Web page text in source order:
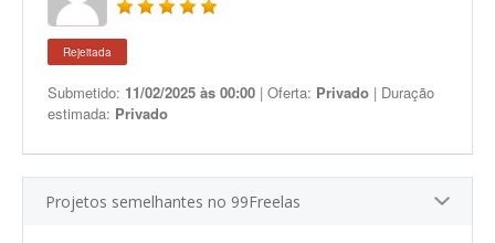
Rejeitada
Submetido: 11/02/2025 às 00:00 | Oferta: Privado | Duração
estimada: Privado
Projetos semelhantes no 99Freelas